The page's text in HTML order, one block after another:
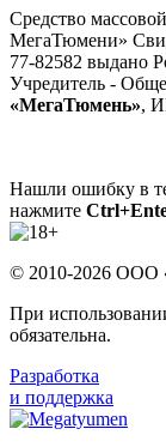
Средство
МегаТюмени»
77-82582 выдано
Учредитель -
«МегаТюмень»,
Нашли ошибку в
нажмите
© 2010-2026 ООО
При
обязательна.
Разработка
и поддержка